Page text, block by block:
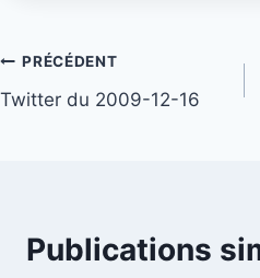
Navigation
de
PRÉCÉDENT
Twitter du 2009-12-16
Publications